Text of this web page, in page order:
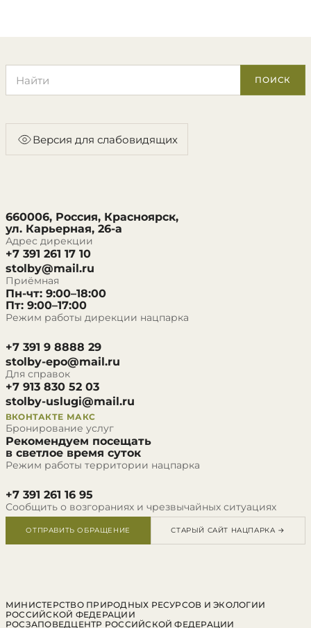
ПОИСК
Версия для слабовидящих
660006, Россия, Красноярск,
ул. Карьерная, 26-а
Адрес дирекции
+7 391 261 17 10
stolby@mail.ru
Приёмная
Пн-чт: 9:00–18:00
Пт: 9:00–17:00
Режим работы дирекции нацпарка
+7 391 9 8888 29
stolby-epo@mail.ru
Для справок
+7 913 830 52 03
stolby-uslugi@mail.ru
ВКОНТАКТЕ МАКС
Бронирование услуг
Рекомендуем посещать
в светлое время суток
Режим работы территории нацпарка
+7 391 261 16 95
Сообщить о возгораниях и чрезвычайных ситуациях
ОТПРАВИТЬ ОБРАЩЕНИЕ СТАРЫЙ САЙТ НАЦПАРКА →
МИНИСТЕРСТВО ПРИРОДНЫХ РЕСУРСОВ И ЭКОЛОГИИ
РОССИЙСКОЙ ФЕДЕРАЦИИ
РОСЗАПОВЕДЦЕНТР РОССИЙСКОЙ ФЕДЕРАЦИИ